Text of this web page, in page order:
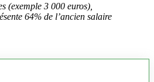
(exemple 3 000 euros),
64% de l’ancien salaire